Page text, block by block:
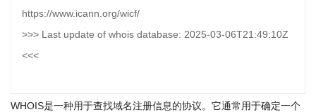
https://www.icann.org/wicf/
>>> Last update of whois database: 2025-03-06T21:49:10Z
<<<
WHOIS是一种用于查找域名注册信息的协议。它通常用于确定一个